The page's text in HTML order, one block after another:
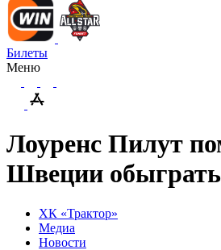
Билеты
Меню
Лоуренс Пилут
Швеции
ХК «Трактор»
Медиа
Новости